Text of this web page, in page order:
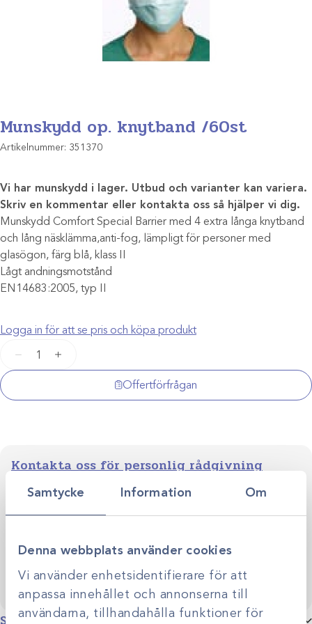
Samtycke Information Om
Denna webbplats använder cookies
Vi använder enhetsidentifierare för att
anpassa innehållet och annonserna till
användarna, tillhandahålla funktioner för
Munskydd op. knytband /60st
Artikelnummer: 351370
Vi har munskydd i lager. Utbud och varianter kan variera.
Skriv en kommentar eller kontakta oss så hjälper vi dig.
Munskydd Comfort Special Barrier med 4 extra långa knytband
och lång näsklämma,anti-fog, lämpligt för personer med
glasögon, färg blå, klass II
Lågt andningsmotstånd
EN14683:2005, typ II
Logga in för att se pris och köpa produkt
Munskydd
knytband
/60st
+
Offertförfrågan
Kontakta oss för personlig rådgivning
utveckling. Genom personlig rådgivning hjälper vi dig